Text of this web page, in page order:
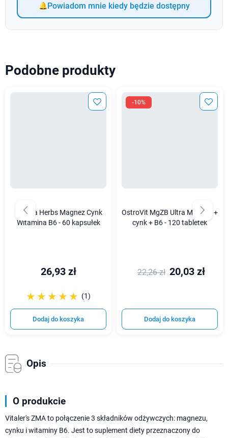
Powiadom mnie kiedy będzie dostępny
Podobne produkty
Medica Herbs Magnez Cynk
Witamina B6 - 60 kapsułek
26,93 zł
☆☆☆☆☆
★★★★★ (1)
Dodaj do koszyka
-10%
OstroVit MgZB Ultra Magnez +
cynk + B6 - 120 tabletek
22,26 zł 20,03 zł
Dodaj do koszyka
Opis
O produkcie
Vitaler's ZMA to połączenie 3 składników odżywczych: magnezu,
cynku i witaminy B6. Jest to suplement diety przeznaczony do